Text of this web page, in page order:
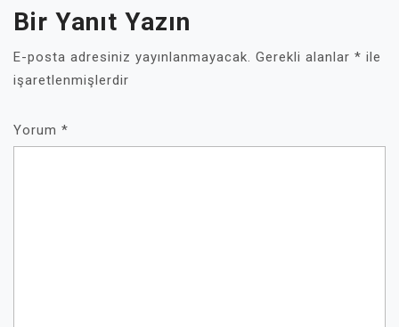
Bir Yanıt Yazın
E-posta adresiniz yayınlanmayacak. Gerekli alanlar * ile
işaretlenmişlerdir
Yorum *